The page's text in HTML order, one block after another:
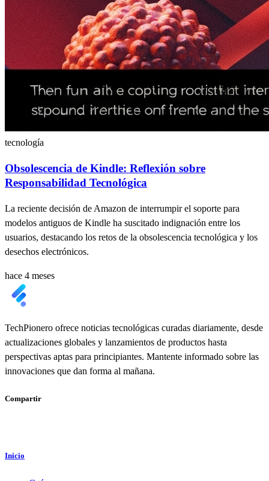
tecnología
Obsolescencia de Kindle: Reflexión sobre
Responsabilidad Tecnológica
La reciente decisión de Amazon de interrumpir el soporte para
modelos antiguos de Kindle ha suscitado indignación entre los
usuarios, destacando los retos de la obsolescencia tecnológica y los
desechos electrónicos.
hace 4 meses
TechPionero ofrece noticias tecnológicas curadas diariamente, desde
actualizaciones globales y lanzamientos de productos hasta
perspectivas aptas para principiantes. Mantente informado sobre las
innovaciones que dan forma al mañana.
Compartir
Inicio